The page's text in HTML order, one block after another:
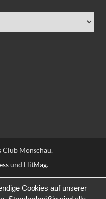
Club Monschau.
und HitMag.
Cookies auf unserer